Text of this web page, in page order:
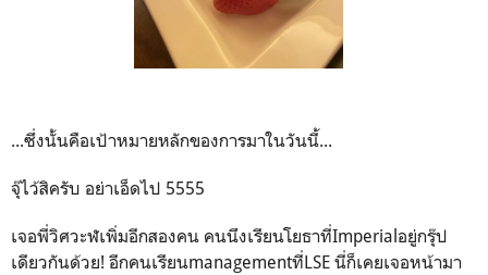
...ซึ่งนั้นคือเป้าหมายหลักของการมาในวันนี้...
จุ๊ไว้สิครับ อย่าเอ็ดไป 5555
เจอพี่วิศวะฬเพิ่มอีกสองคน คนนึงเรียนโยธาที่Imperialอยู่กรุ๊ป
เดียวกันด้วย! อีกคนเรียนmanagementที่LSE นี่ก็เคยเจอหน้ามา